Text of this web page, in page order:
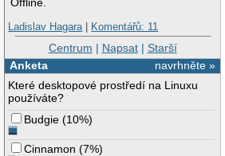
Offline.
Ladislav Hagara| Komentářů: 11
Centrum | Napsat| Starší
navrhněte »
Anketa
Které desktopové prostředí na Linuxu
používáte?
Budgie (10%)
Cinnamon (7%)